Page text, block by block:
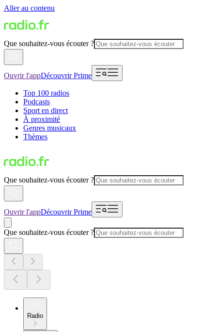
Aller au contenu
Que souhaitez-vous écouter ?
Ouvrir l'appDécouvrir Prime
Top 100 radios
Podcasts
Sport en direct
À proximité
Genres musicaux
Thèmes
Que souhaitez-vous écouter ?
Ouvrir l'appDécouvrir Prime
Que souhaitez-vous écouter ?
Radio